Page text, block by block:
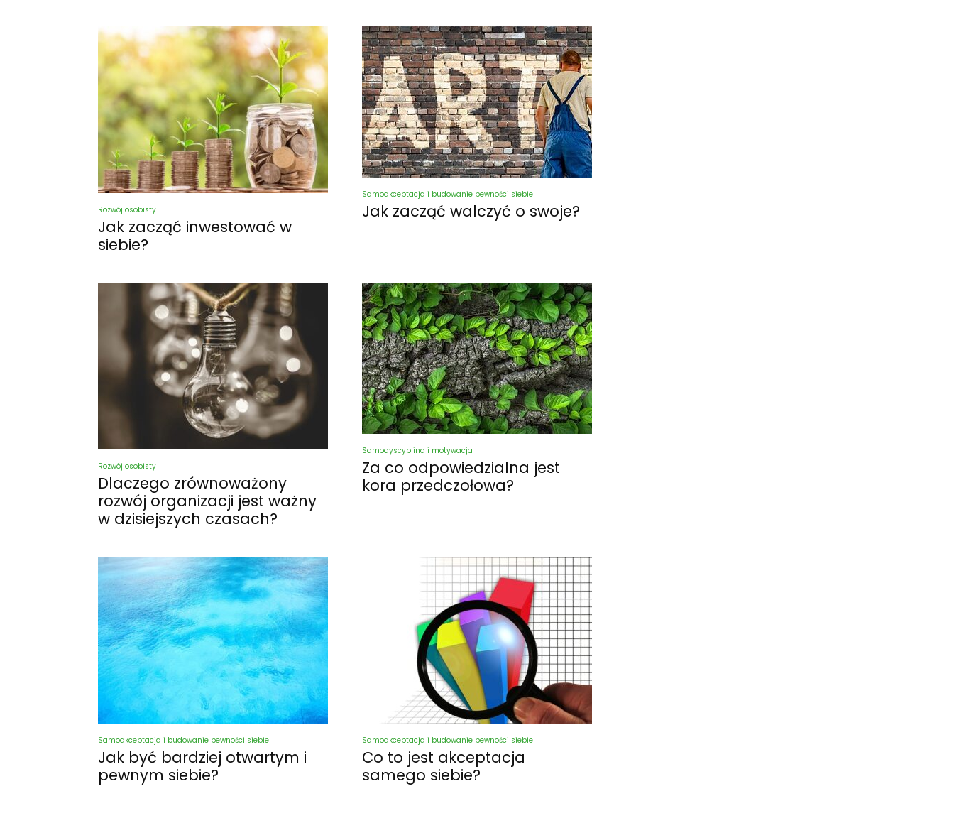
Rozwój osobisty
Jak zacząć inwestować w
siebie?
Samoakceptacja i budowanie pewności siebie
Jak zacząć walczyć o swoje?
Rozwój osobisty
Dlaczego zrównoważony
rozwój organizacji jest ważny
w dzisiejszych czasach?
Samodyscyplina i motywacja
Za co odpowiedzialna jest
kora przedczołowa?
Samoakceptacja i budowanie pewności siebie
Jak być bardziej otwartym i
pewnym siebie?
Samoakceptacja i budowanie pewności siebie
Co to jest akceptacja
samego siebie?